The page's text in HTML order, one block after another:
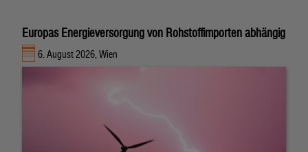
Europas Energieversorgung von Rohstoffimporten abhängig
6. August 2026, Wien